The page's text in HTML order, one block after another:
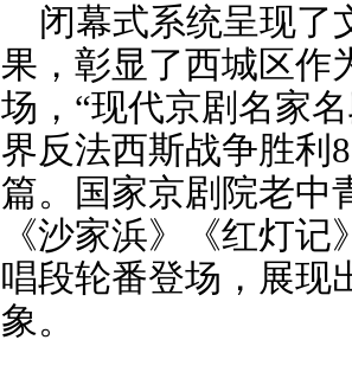
闭幕式系统呈现了
果，彰显了西城区作
场，“现代京剧名家
界反法西斯战争胜利
篇。国家京剧院老中
《沙家浜》《红灯
唱段轮番登场，展现
象。